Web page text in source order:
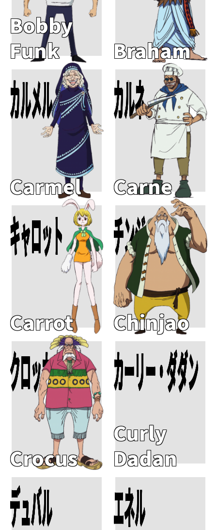
Bobby
Funk
Braham
カルメル
Carmel
Add To Cart カルネ
Carne
Add To Cart
キャロット
Carrot
Add To Cart チンジャオ
Chinjao
Add To Cart
クロッカス
Crocus
Add To Cart カーリー・ダダン
Curly
Dadan
Add To Cart
デュバル
Add To Cart エネル
Add To Cart